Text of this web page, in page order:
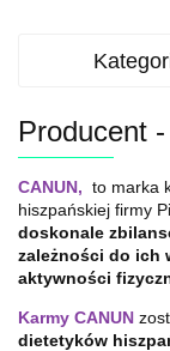
Producent
CANUN, to marka
hiszpańskiej firmy
doskonale
zależności do ich
aktywności
Karmy CANUN
dietetyków